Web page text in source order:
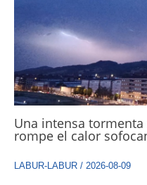
Una intensa
rompe el calor
LABUR-LABUR / 2026-08-09